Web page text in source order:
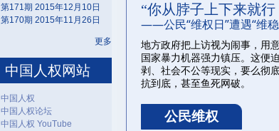
“你从脖子上下来就行
——公民“维权日”遭遇“维
地方政府把上访视为闹事，用
国家暴力机器强力镇压。这便
剥、社会不公等现实，要么彻
抗到底，甚至鱼死网破。
公民维权
第171期 2015年12月10日
第170期 2015年11月26日
更多
中国人权网站
中国人权
中国人权论坛
中国人权 YouTube